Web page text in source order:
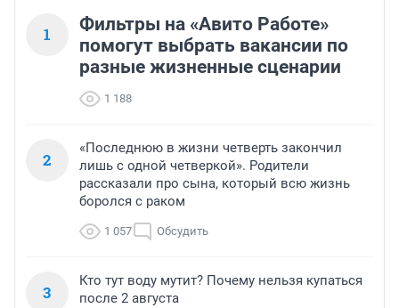
1
Фильтры на «Авито Работе»
помогут выбрать вакансии по
разные жизненные сценарии
1 188
2
«Последнюю в жизни четверть закончил
лишь с одной четверкой». Родители
рассказали про сына, который всю жизнь
боролся с раком
1 057 Обсудить
3
Кто тут воду мутит? Почему нельзя купаться
после 2 августа